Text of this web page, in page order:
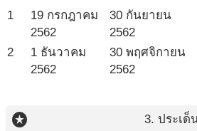
1
19 กรกฎาคม
2562
30 กันยายน
2562
2
1 ธันวาคม
2562
30 พฤศจิกายน
2562
stars 3. ประเด็